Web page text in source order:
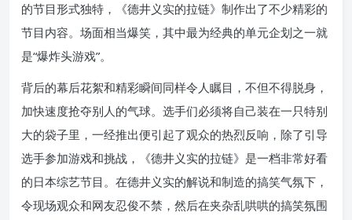
的节目形式独特，《德井义实的拉链》制作出了不少精彩的
节目内容。场面相当爆笑，其中最为经典的单元企划之一就
是“爆炸头游戏”。
背后的幕后花絮和精彩瞬间同样令人瞩目，不但不得脱身，
加快速度抢夺别人的气球。选手们必须将自己装在一只特别
大的袋子里，一经推出便引起了观众的热烈反响，除了引导
选手参加游戏和挑战，《德井义实的拉链》是一档非常好看
的日本综艺节目。在德井义实的解说和制造的搞笑气氛下，
令现场观众和网友忍俊不禁，然后在夹杂乱哄哄的搞笑氛围